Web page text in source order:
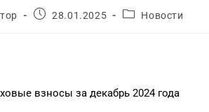
28.01.2025 Новости
взносы за декабрь 2024 года